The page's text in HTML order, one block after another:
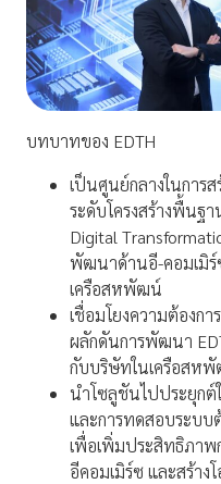
บทบาทของ EDTH
เป็นศูนย์กลางในการ
ระดับโครงสร้างพื้นฐ
Digital
พัฒนาด้านอี-คอมเมิร์
เครือสหพัฒน์
เชื่อมโยงความต้องก
ผลักดันการพัฒนา
กับบริษัทในเครือสห
นำโซลูชันไปประยุกต์
และการทดสอบระบบ
เพื่อเพิ่มประสิทธิภา
อีคอมเมิร์ซ และสร้าง